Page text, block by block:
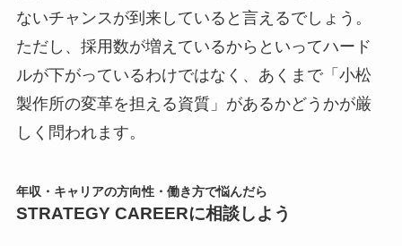
ないチャンスが到来していると言えるでしょう。
ただし、採用数が増えているからといってハード
ルが下がっているわけではなく、あくまで「小松
製作所の変革を担える資質」があるかどうかが厳
しく問われます。
年収・キャリアの方向性・働き方で悩んだら
STRATEGY CAREERに相談しよう